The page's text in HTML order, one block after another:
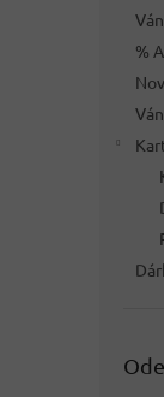
%